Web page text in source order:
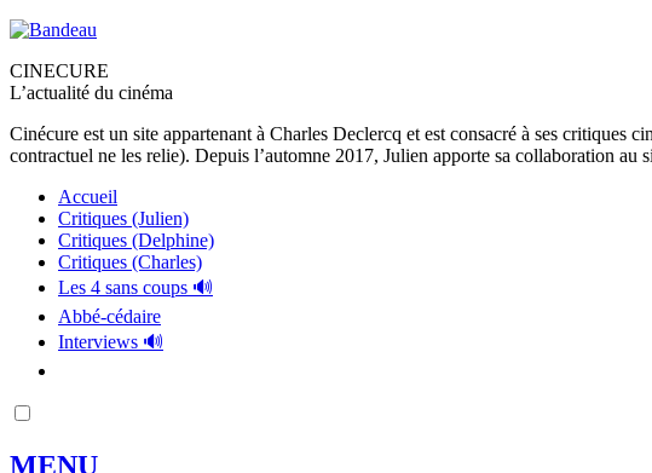
CINECURE
L’actualité du cinéma
Cinécure est un site appartenant à Charles Declercq et est consacré à ses critiques
contractuel ne les relie). Depuis l’automne 2017, Julien apporte sa collaboration
Accueil
Critiques (Julien)
Critiques (Delphine)
Critiques (Charles)
Les 4 sans coups 🔊
Abbé-cédaire
Interviews 🔊
MENU